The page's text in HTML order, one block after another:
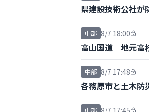
県建設技術公社が
中部 8/7 18:00
高山国道 地元高
中部 8/7 17:48
各務原市と土木
中部